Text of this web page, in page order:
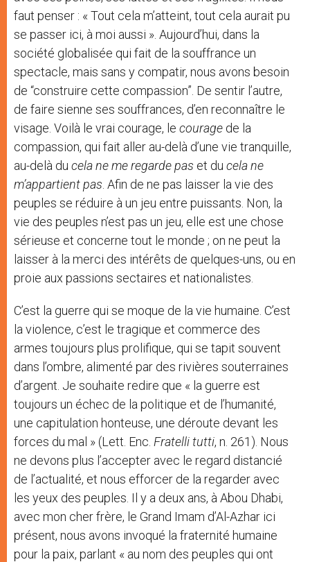
faut penser : « Tout cela m’atteint, tout cela aurait pu
se passer ici, à moi aussi ». Aujourd’hui, dans la
société globalisée qui fait de la souffrance un
spectacle, mais sans y compatir, nous avons besoin
de “construire cette compassion”. De sentir l’autre,
de faire sienne ses souffrances, d’en reconnaître le
visage. Voilà le vrai courage, le courage de la
compassion, qui fait aller au-delà d’une vie tranquille,
au-delà du cela ne me regarde pas et du cela ne
m’appartient pas . Afin de ne pas laisser la vie des
peuples se réduire à un jeu entre puissants. Non, la
vie des peuples n’est pas un jeu, elle est une chose
sérieuse et concerne tout le monde ; on ne peut la
laisser à la merci des intérêts de quelques-uns, ou en
proie aux passions sectaires et nationalistes.
C’est la guerre qui se moque de la vie humaine. C’est
la violence, c’est le tragique et commerce des
armes toujours plus prolifique, qui se tapit souvent
dans l’ombre, alimenté par des rivières souterraines
d’argent. Je souhaite redire que « la guerre est
toujours un échec de la politique et de l’humanité,
une capitulation honteuse, une déroute devant les
forces du mal » (Lett. Enc. Fratelli tutti, n. 261). Nous
ne devons plus l’accepter avec le regard distancié
de l’actualité, et nous efforcer de la regarder avec
les yeux des peuples. Il y a deux ans, à Abou Dhabi,
avec mon cher frère, le Grand Imam d’Al-Azhar ici
présent, nous avons invoqué la fraternité humaine
pour la paix, parlant « au nom des peuples qui ont